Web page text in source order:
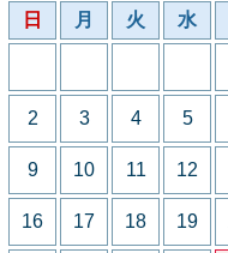
日 月 火 水
2 3 4 5
9 10 11 12
16 17 18 19